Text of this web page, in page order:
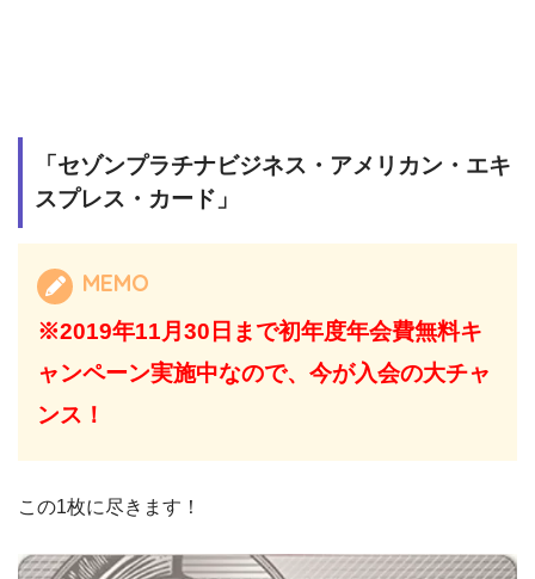
「セゾンプラチナビジネス・アメリカン・エキ
スプレス・カード」
MEMO
※2019年11月30日まで初年度年会費無料キ
ャンペーン実施中なので、今が入会の大チャ
ンス！
この1枚に尽きます！